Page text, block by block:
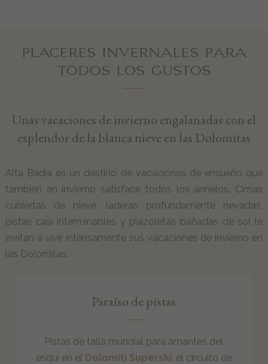
Lagació Dine-Around Experience
Alta Badia & les Montes Dolomitas
Invierno
RESERVAR EN LÍNEA AHORA
PLACERES INVERNALES PARA
TODOS LOS GUSTOS
Unas vacaciones de invierno engalanadas con el
esplendor de la blanca nieve en las Dolomitas
Alta Badia es un destino de vacaciones de ensueño que
también en invierno satisface todos los anhelos. Cimas
cubiertas de nieve, laderas profundamente nevadas,
pistas casi interminables y plazoletas bañadas de sol le
invitan a vivir intensamente sus vacaciones de invierno en
las Dolomitas.
Paraíso de pistas
Pistas de talla mundial para amantes del
esquí en el Dolomiti Superski , el circuito de